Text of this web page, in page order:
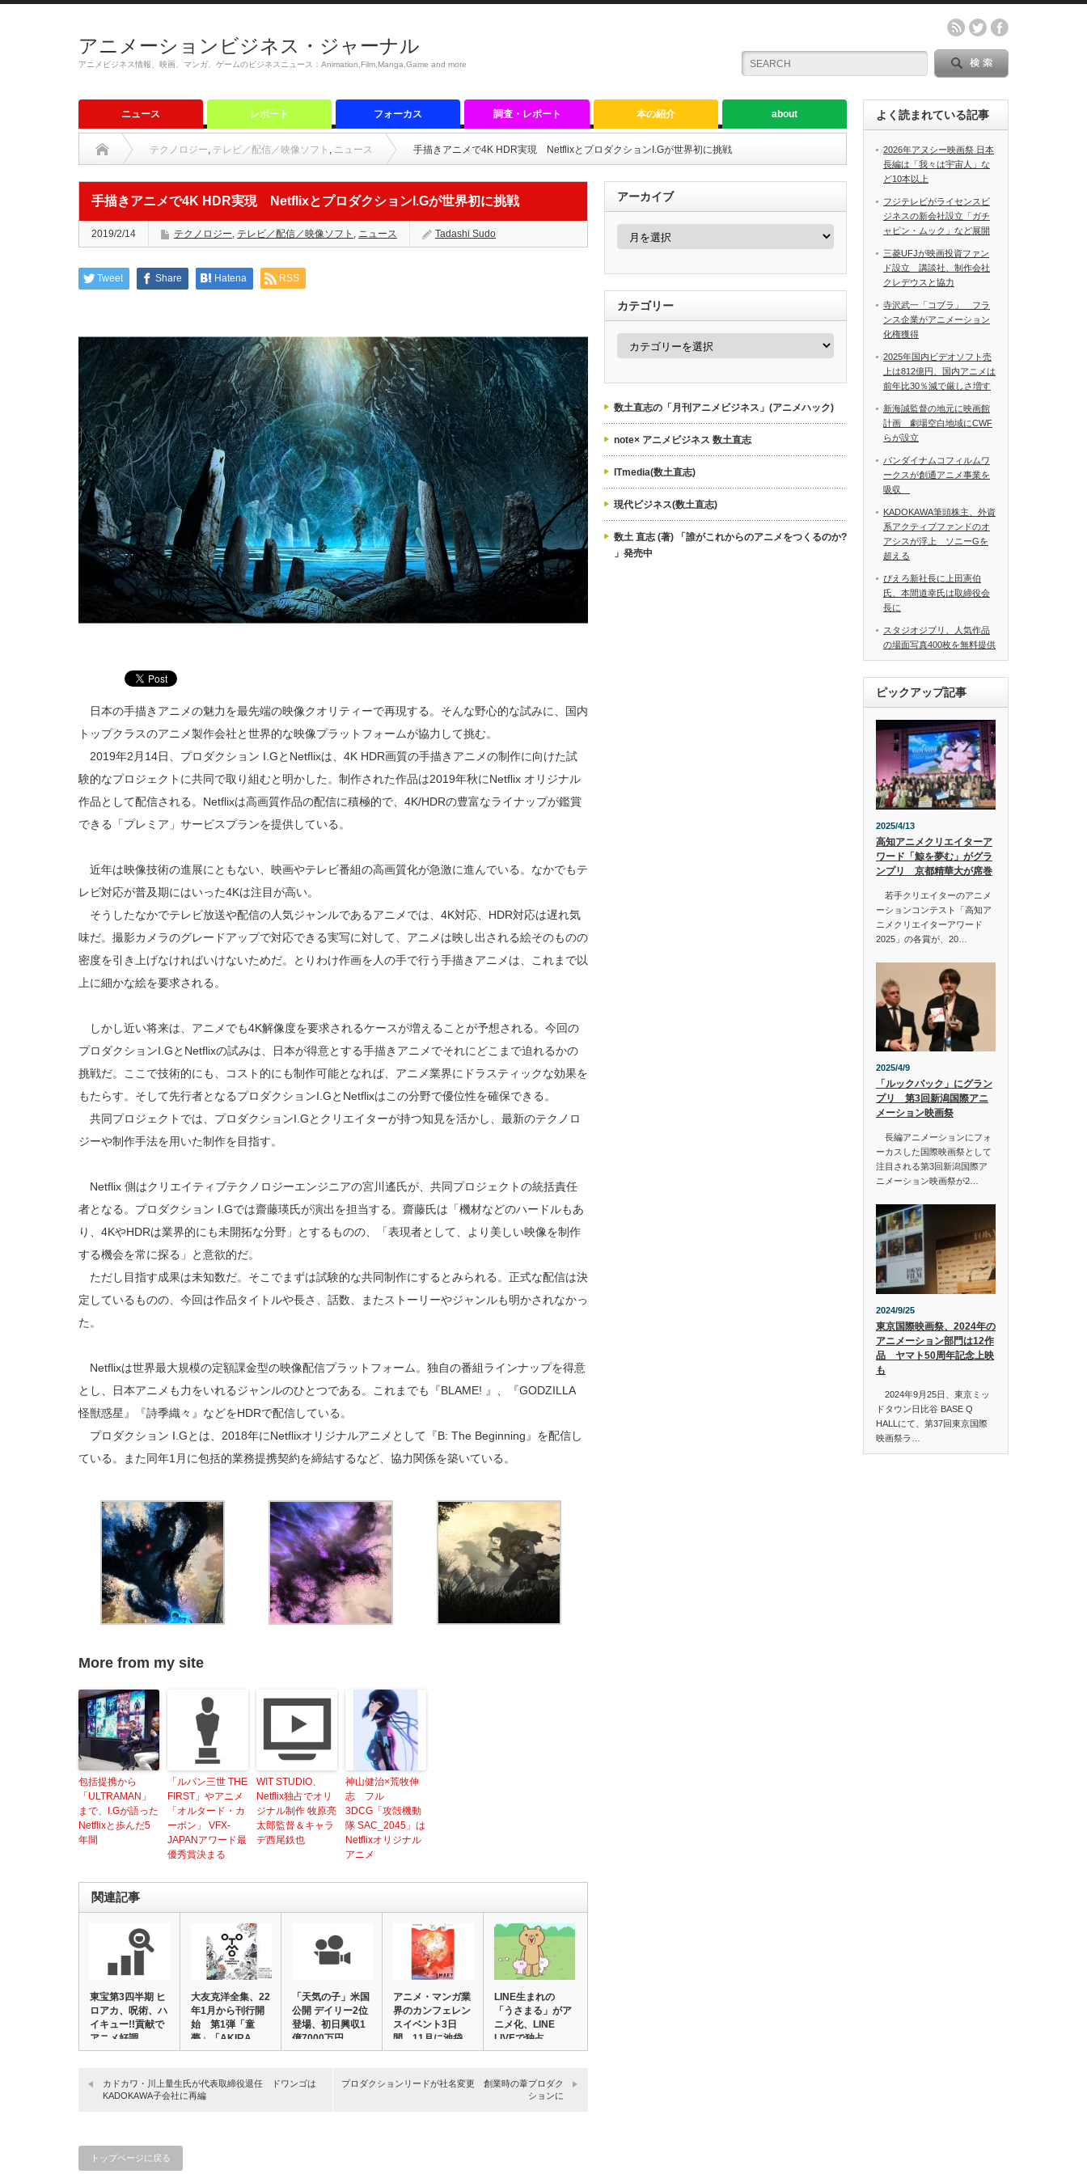
アニメーションビジネス・ジャーナル
アニメビジネス情報、映画、マンガ、ゲームのビジネスニュース：Animation,Film,Manga,Game and more
ニュース レポート フォーカス 調査・レポート 本の紹介 about
テクノロジー, テレビ／配信／映像ソフト , ニュース 手描きアニメで4K HDR実現 NetflixとプロダクションI.Gが世界初に挑戦
手描きアニメで4K HDR実現 NetflixとプロダクションI.Gが世界初に挑戦
2019/2/14 テクノロジー, テレビ／配信／映像ソフト , ニュース Tadashi Sudo
Tweet Share Hatena RSS
日本の手描きアニメの魅力を最先端の映像クオリティーで再現する。そんな野心的な試みに、国内
トップクラスのアニメ製作会社と世界的な映像プラットフォームが協力して挑む。
2019年2月14日、プロダクション I.GとNetflixは、4K HDR画質の手描きアニメの制作に向けた試
験的なプロジェクトに共同で取り組むと明かした。制作された作品は2019年秋にNetflix オリジナル
作品として配信される。Netflixは高画質作品の配信に積極的で、4K/HDRの豊富なライナップが鑑賞
できる「プレミア」サービスプランを提供している。
近年は映像技術の進展にともない、映画やテレビ番組の高画質化が急激に進んでいる。なかでもテ
レビ対応が普及期にはいった4Kは注目が高い。
そうしたなかでテレビ放送や配信の人気ジャンルであるアニメでは、4K対応、HDR対応は遅れ気
味だ。撮影カメラのグレードアップで対応できる実写に対して、アニメは映し出される絵そのものの
密度を引き上げなければいけないためだ。とりわけ作画を人の手で行う手描きアニメは、これまで以
上に細かな絵を要求される。
しかし近い将来は、アニメでも4K解像度を要求されるケースが増えることが予想される。今回の
プロダクションI.GとNetflixの試みは、日本が得意とする手描きアニメでそれにどこまで迫れるかの
挑戦だ。ここで技術的にも、コスト的にも制作可能となれば、アニメ業界にドラスティックな効果を
もたらす。そして先行者となるプロダクションI.GとNetflixはこの分野で優位性を確保できる。
共同プロジェクトでは、プロダクションI.Gとクリエイターが持つ知見を活かし、最新のテクノロ
ジーや制作手法を用いた制作を目指す。
Netflix 側はクリエイティブテクノロジーエンジニアの宮川遙氏が、共同プロジェクトの統括責任
者となる。プロダクション I.Gでは齋藤瑛氏が演出を担当する。齋藤氏は「機材などのハードルもあ
り、4KやHDRは業界的にも未開拓な分野」とするものの、「表現者として、より美しい映像を制作
する機会を常に探る」と意欲的だ。
ただし目指す成果は未知数だ。そこでまずは試験的な共同制作にするとみられる。正式な配信は決
定しているものの、今回は作品タイトルや長さ、話数、またストーリーやジャンルも明かされなかっ
た。
Netflixは世界最大規模の定額課金型の映像配信プラットフォーム。独自の番組ラインナップを得意
とし、日本アニメも力をいれるジャンルのひとつである。これまでも『BLAME! 』、『GODZILLA
怪獣惑星』『詩季織々』などをHDRで配信している。
プロダクション I.Gとは、2018年にNetflixオリジナルアニメとして『B: The Beginning』を配信し
ている。また同年1月に包括的業務提携契約を締結するなど、協力関係を築いている。
More from my site
包括提携から
「ULTRAMAN」
まで、I.Gが語った
Netflixと歩んだ5
年間
「ルパン三世 THE
FIRST」やアニメ
「オルタード・カ
ーボン」 VFX-
JAPANアワード最
優秀賞決まる
WIT STUDIO、
Netflix独占でオリ
ジナル制作 牧原亮
太郎監督＆キャラ
デ西尾鉄也
神山健治×荒牧伸
志 フル
3DCG「攻殻機動
隊 SAC_2045」は
Netflixオリジナル
アニメ
関連記事
東宝第3四半期 ヒ
ロアカ、呪術、ハ
イキュー!!貢献で
アニメ好調 …
大友克洋全集、22
年1月から刊行開
始 第1弾「童
夢」「AKIRA…
「天気の子」米国
公開 デイリー2位
登場、初日興収1
億7000万円…
アニメ・マンガ業
界のカンフェレン
スイベント3日
間 11月に池袋
で…
LINE生まれの
「うさまる」がア
ニメ化、LINE
LIVEで独占…
カドカワ・川上量生氏が代表取締役退任 ドワンゴは
KADOKAWA子会社に再編
プロダクションリードが社名変更 創業時の葦プロダク
ションに
トップページに戻る
アーカイブ
ア
ブ
カテゴリー
カ
ー
数土直志の「月刊アニメビジネス」(アニメハック)
note× アニメビジネス 数土直志
ITmedia(数土直志)
現代ビジネス(数土直志)
数土 直志 (著) 「誰がこれからのアニメをつくるのか?
」発売中
よく読まれている記事
2026年アヌシー映画祭 日本
長編は「我々は宇宙人」な
ど10本以上
フジテレビがライセンスビ
ジネスの新会社設立「ガチ
ャピン・ムック」など展開
三菱UFJが映画投資ファン
ド設立 講談社、制作会社
クレデウスと協力
寺沢武一「コブラ」 フラ
ンス企業がアニメーション
化権獲得
2025年国内ビデオソフト売
上は812億円、国内アニメは
前年比30％減で厳しさ増す
新海誠監督の地元に映画館
計画 劇場空白地域にCWF
らが設立
バンダイナムコフィルムワ
ークスが創通アニメ事業を
吸収
KADOKAWA筆頭株主、外資
系アクティブファンドのオ
アシスが浮上 ソニーGを
超える
ぴえろ新社長に上田憲伯
氏、本間道幸氏は取締役会
長に
スタジオジブリ、人気作品
の場面写真400枚を無料提供
ピックアップ記事
2025/4/13
高知アニメクリエイターア
ワード「鯨を夢む」がグラ
ンプリ 京都精華大が席巻
若手クリエイターのアニメ
ーションコンテスト「高知ア
ニメクリエイターアワード
2025」の各賞が、20…
2025/4/9
「ルックバック」にグラン
プリ 第3回新潟国際アニ
メーション映画祭
長編アニメーションにフォ
ーカスした国際映画祭として
注目される第3回新潟国際ア
ニメーション映画祭が2…
2024/9/25
東京国際映画祭、2024年の
アニメーション部門は12作
品 ヤマト50周年記念上映
も
2024年9月25日、東京ミッ
ドタウン日比谷 BASE Q
HALLにて、第37回東京国際
映画祭ラ…